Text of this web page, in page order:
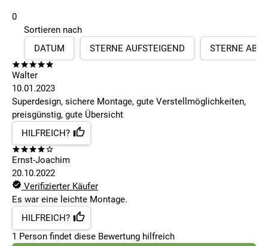
0
Sortieren nach
DATUM
STERNE AUFSTEIGEND STERNE
Walter
10.01.2023
Superdesign, sichere Montage, gute Verstellmöglichkeiten,
preisgünstig, gute Übersicht
HILFREICH?
Ernst-Joachim
20.10.2022
Verifizierter Käufer
Es war eine leichte Montage.
HILFREICH?
1 Person findet diese Bewertung hilfreich